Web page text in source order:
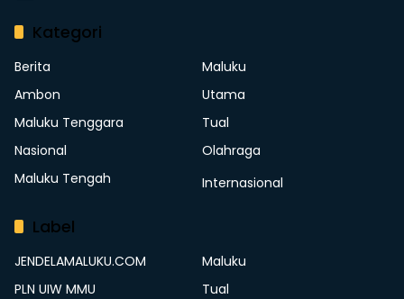
Kategori
Berita
Maluku
Ambon
Utama
Maluku Tenggara
Tual
Nasional
Olahraga
Maluku Tengah
Internasional
Label
JENDELAMALUKU.COM
Maluku
PLN UIW MMU
Tual